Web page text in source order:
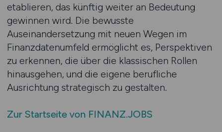
etablieren, das künftig weiter an Bedeutung
gewinnen wird. Die bewusste
Auseinandersetzung mit neuen Wegen im
Finanzdatenumfeld ermöglicht es, Perspektiven
zu erkennen, die über die klassischen Rollen
hinausgehen, und die eigene berufliche
Ausrichtung strategisch zu gestalten.
Zur Startseite von FINANZ.JOBS